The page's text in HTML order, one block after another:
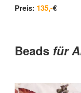
Preis: 135,-€
Beads für